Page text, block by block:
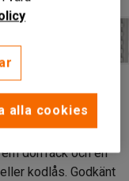
dörrfack och en
kodlås. Godkänt
alla cookies